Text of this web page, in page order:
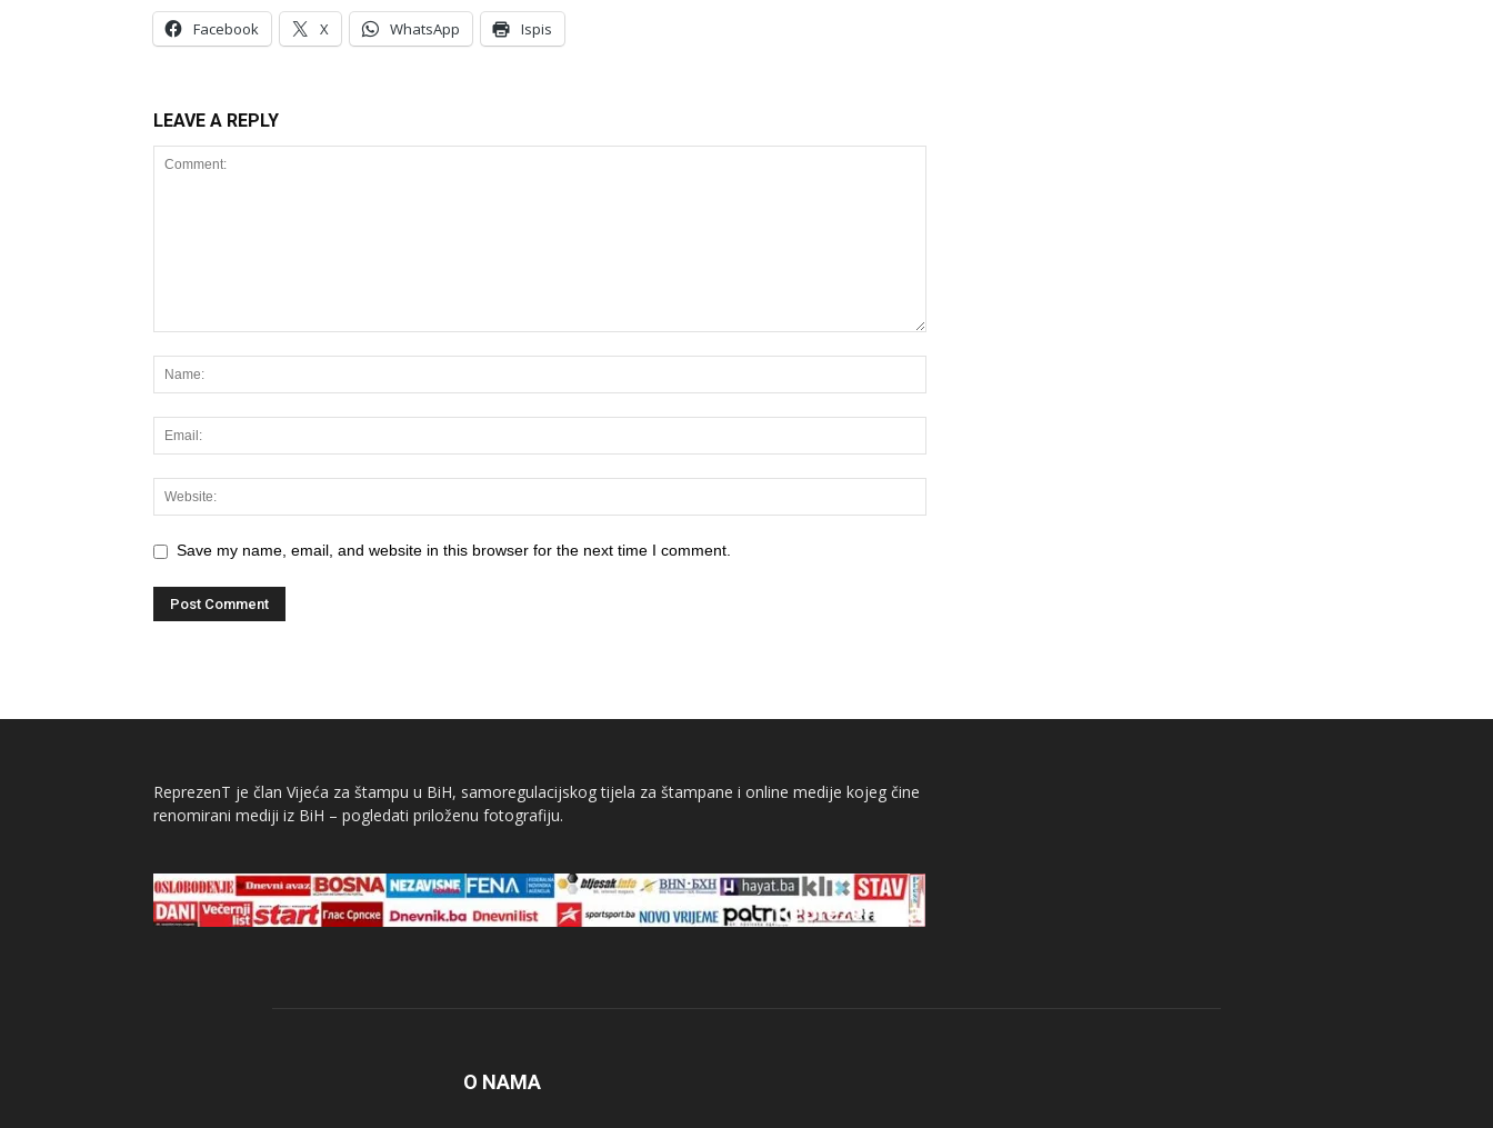
Facebook X WhatsApp Ispis
LEAVE A REPLY
Save my name, email, and website in this browser for the next time I comment.
ReprezenT je član Vijeća za štampu u BiH, samoregulacijskog tijela za štampane i online medije kojeg čine
renomirani mediji iz BiH – pogledati priloženu fotografiju.
O NAMA